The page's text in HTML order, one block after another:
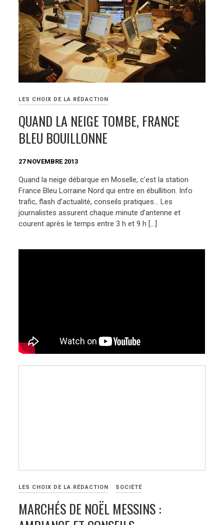
LES CHOIX DE LA RÉDACTION
QUAND LA NEIGE TOMBE, FRANCE
BLEU BOUILLONNE
27 NOVEMBRE 2013
Quand la neige débarque en Moselle, c’est la station
France Bleu Lorraine Nord qui entre en ébullition. Info
trafic, flash d’actualité, conseils pratiques… Les
journalistes assurent chaque minute d’antenne et
courent après le temps entre 3 h et 9 h […]
LES CHOIX DE LA RÉDACTION SOCIÉTÉ
MARCHÉS DE NOËL MESSINS :